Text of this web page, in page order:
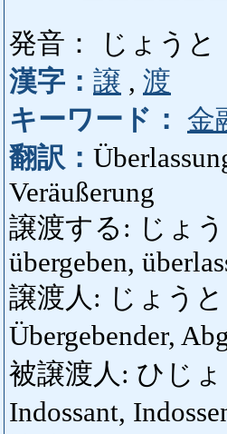
発音： じょうと
漢字： 譲 , 渡
キーワード： 金
翻訳：
Veräußerung
譲渡する: じょう
übergeben,
譲渡人: じょうと
Übergebender,
被譲渡人: ひじょ
Indossant,